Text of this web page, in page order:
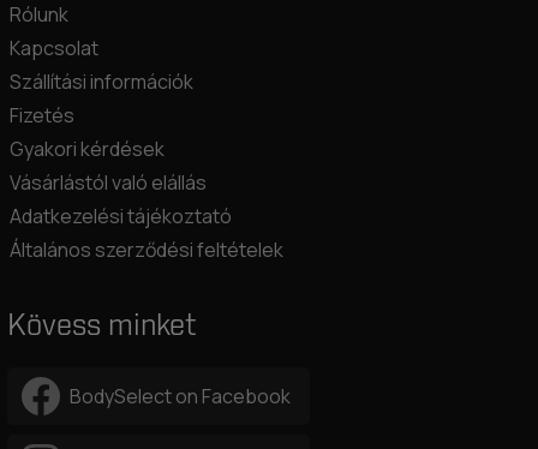
Rólunk
Kapcsolat
Szállítási információk
Fizetés
Gyakori kérdések
Vásárlástól való elállás
Adatkezelési tájékoztató
Általános szerződési feltételek
Kövess minket
BodySelect on Facebook